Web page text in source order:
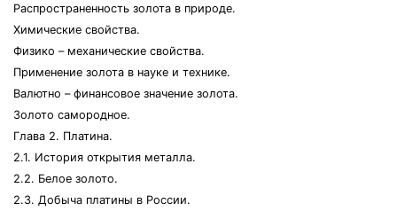
Распространенность золота в природе.
Химические свойства.
Физико – механические свойства.
Применение золота в науке и технике.
Валютно – финансовое значение золота.
Золото самородное.
Глава 2. Платина.
2.1. История открытия металла.
2.2. Белое золото.
2.3. Добыча платины в России.